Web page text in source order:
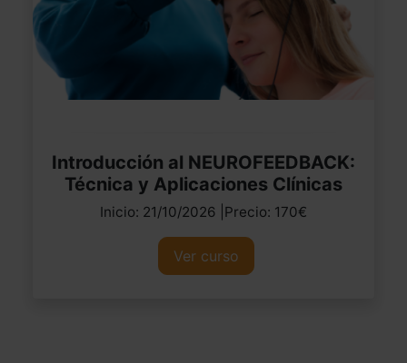
Introducción al NEUROFEEDBACK:
Técnica y Aplicaciones Clínicas
Inicio: 21/10/2026 |Precio: 170€
Ver curso